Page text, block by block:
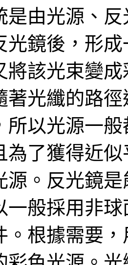
是由光源、
光鏡後，形
將該光束變
著光纖的路
所以光源一
為了獲得近
源。反光鏡
一般採用非
。根據需要